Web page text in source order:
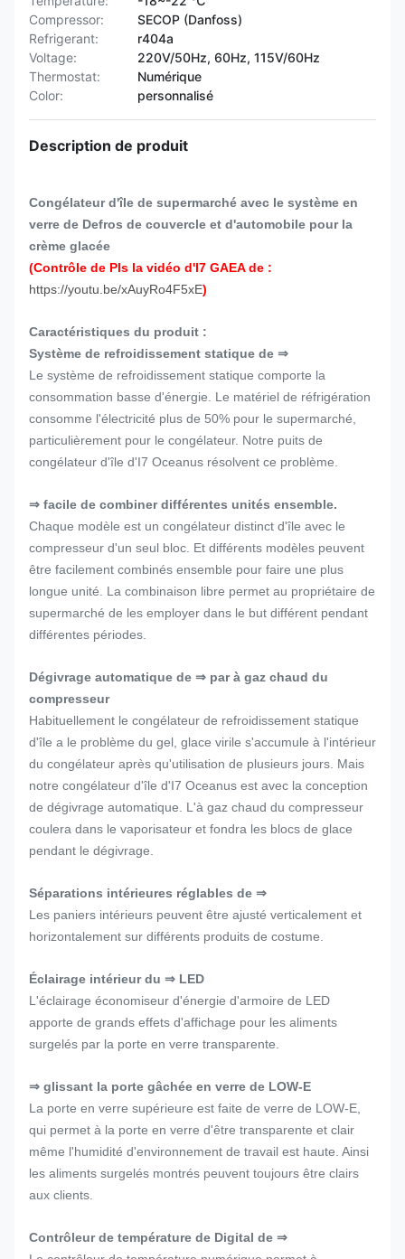
Compressor:
SECOP (Danfoss)
Refrigerant:
r404a
Voltage:
220V/50Hz, 60Hz, 115V/60Hz
Thermostat:
Numérique
Color:
personnalisé
Description de produit
Congélateur d'île de supermarché avec le système en
verre de Defros de couvercle et d'automobile pour la
crème glacée
(Contrôle de Pls la vidéo d'I7 GAEA de :
https://youtu.be/xAuyRo4F5xE)
Caractéristiques du produit :
Système de refroidissement statique de ⇒
Le système de refroidissement statique comporte la
consommation basse d'énergie. Le matériel de réfrigération
consomme l'électricité plus de 50% pour le supermarché,
particulièrement pour le congélateur. Notre puits de
congélateur d'île d'I7 Oceanus résolvent ce problème.
⇒ facile de combiner différentes unités ensemble.
Chaque modèle est un congélateur distinct d'île avec le
compresseur d'un seul bloc. Et différents modèles peuvent
être facilement combinés ensemble pour faire une plus
longue unité. La combinaison libre permet au propriétaire de
supermarché de les employer dans le but différent pendant
différentes périodes.
Dégivrage automatique de ⇒ par à gaz chaud du
compresseur
Habituellement le congélateur de refroidissement statique
d'île a le problème du gel, glace virile s'accumule à l'intérieur
du congélateur après qu'utilisation de plusieurs jours. Mais
notre congélateur d'île d'I7 Oceanus est avec la conception
de dégivrage automatique. L'à gaz chaud du compresseur
coulera dans le vaporisateur et fondra les blocs de glace
pendant le dégivrage.
Séparations intérieures réglables de ⇒
Les paniers intérieurs peuvent être ajusté verticalement et
horizontalement sur différents produits de costume.
Éclairage intérieur du ⇒ LED
L'éclairage économiseur d'énergie d'armoire de LED
apporte de grands effets d'affichage pour les aliments
surgelés par la porte en verre transparente.
⇒ glissant la porte gâchée en verre de LOW-E
La porte en verre supérieure est faite de verre de LOW-E,
qui permet à la porte en verre d'être transparente et clair
même l'humidité d'environnement de travail est haute. Ainsi
les aliments surgelés montrés peuvent toujours être clairs
aux clients.
Contrôleur de température de Digital de ⇒